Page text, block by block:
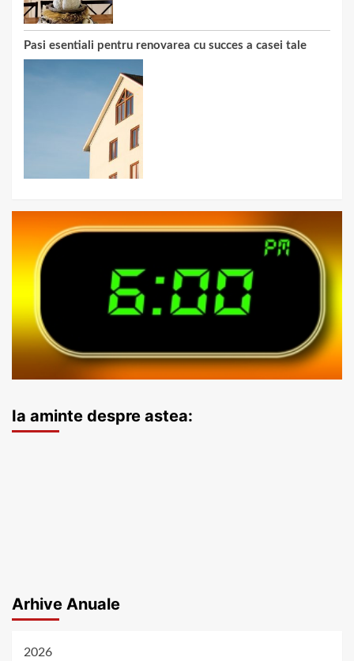
Pasi esentiali pentru renovarea cu succes a casei tale
Ia aminte despre astea:
Arhive Anuale
2026